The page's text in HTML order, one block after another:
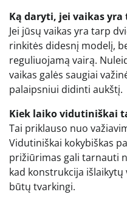
Ką daryti, jei vaikas
Jei jūsų vaikas yra tarp
rinkitės didesnį modelį,
reguliuojamą vairą.
vaikas galės saugiai
palaipsniui didinti aukštį.
Kiek laiko vidutiniškai
Tai priklauso nuo
Vidutiniškai kokybiškas
prižiūrimas gali tarnauti
kad konstrukcija
būtų tvarkingi.